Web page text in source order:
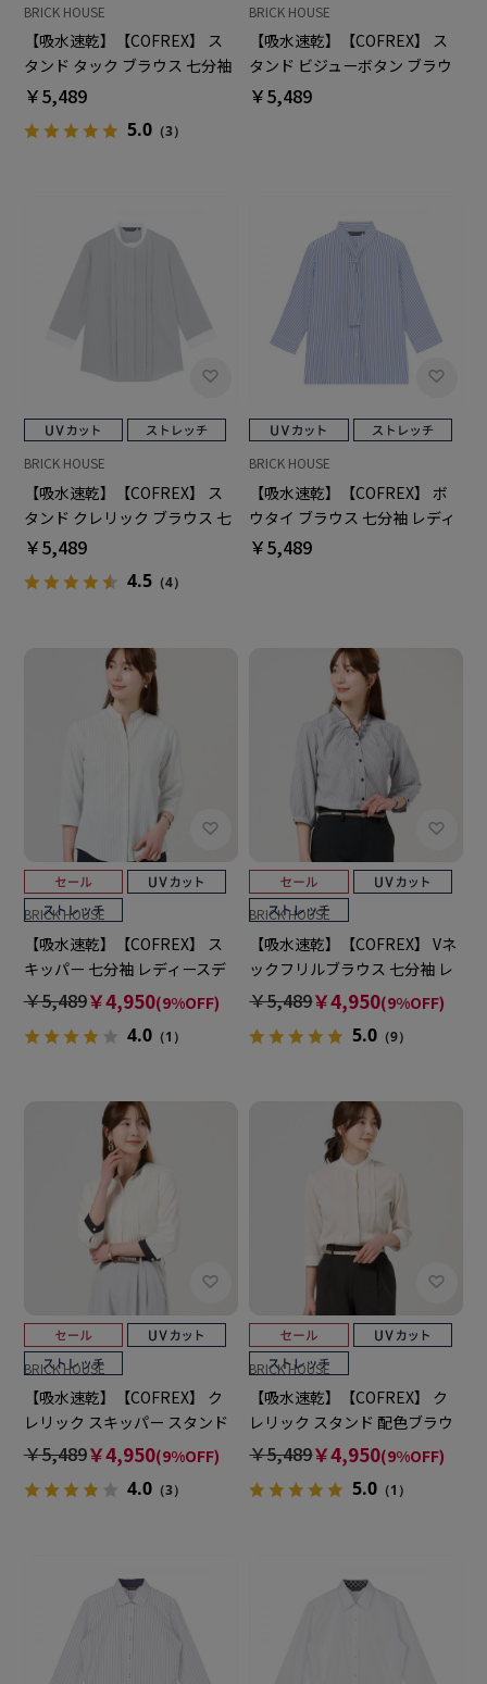
BRICK HOUSE
【吸水速乾】【COFREX】 ス
タンド タック ブラウス 七分袖
レディースデザインシャツ
￥5,489
5.0（3）
BRICK HOUSE
【吸水速乾】【COFREX】 ス
タンド ビジューボタン ブラウ
ス 七分袖 レディースデザイン
￥5,489
BRICK HOUSE
【吸水速乾】【COFREX】 ス
タンド クレリック ブラウス 七
分袖 レディースデザインシャ
￥5,489
4.5（4）
BRICK HOUSE
【吸水速乾】【COFREX】 ボ
ウタイ ブラウス 七分袖 レディ
ースデザインシャツ
￥5,489
BRICK HOUSE
【吸水速乾】【COFREX】 ス
キッパー 七分袖 レディースデ
ザインシャツ
￥5,489￥4,950(9%OFF)
4.0（1）
BRICK HOUSE
【吸水速乾】【COFREX】 Vネ
ックフリルブラウス 七分袖 レ
ディースデザインシャツ
￥5,489￥4,950(9%OFF)
5.0 （9）
BRICK HOUSE
【吸水速乾】【COFREX】 ク
レリック スキッパー スタンド
タックブラウス 七分袖 レディ
ースデザインシャツ
￥5,489￥4,950(9%OFF)
4.0（3）
BRICK HOUSE
【吸水速乾】【COFREX】 ク
レリック スタンド 配色ブラウ
ス 七分袖 レディースデザイン
￥5,489￥4,950(9%OFF)
5.0 （1）